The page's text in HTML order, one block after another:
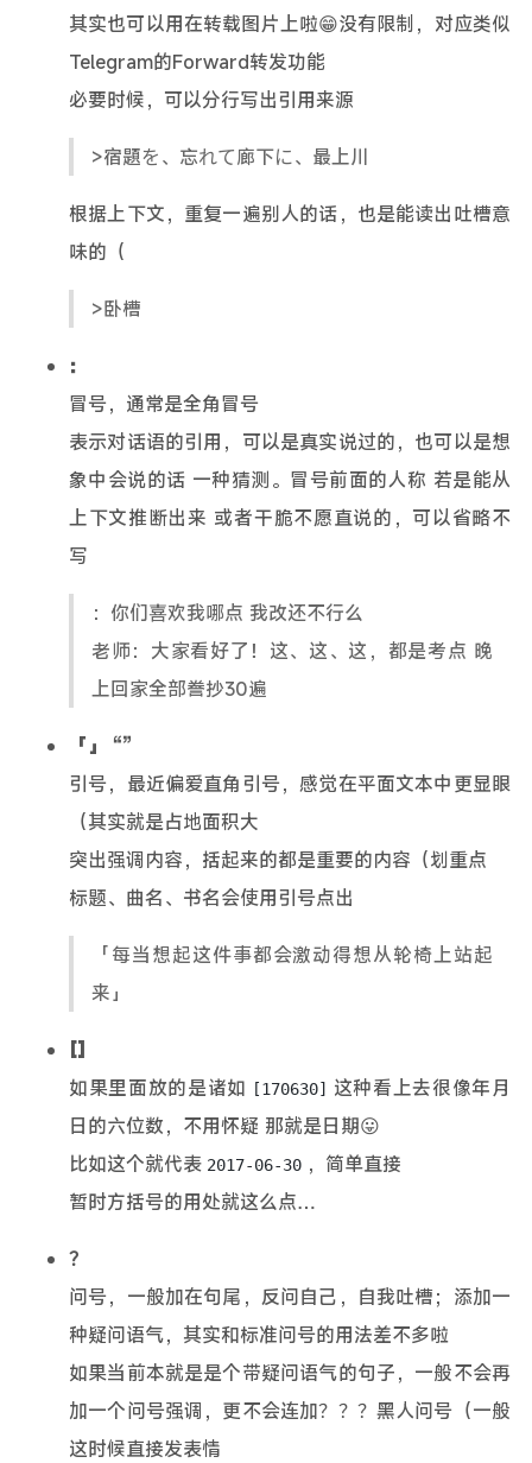
其实也可以用在转载图片上啦😁没有限制，对应类似
Telegram的Forward转发功能
必要时候，可以分行写出引用来源
>宿題を、忘れて廊下に、最上川
根据上下文，重复一遍别人的话，也是能读出吐槽意
味的（
>卧槽
：
冒号，通常是全角冒号
表示对话语的引用，可以是真实说过的，也可以是想
象中会说的话 一种猜测。冒号前面的人称 若是能从
上下文推断出来 或者干脆不愿直说的，可以省略不
写
：你们喜欢我哪点 我改还不行么
老师：大家看好了！这、这、这，都是考点 晚
上回家全部誊抄30遍
「」
“”
引号，最近偏爱直角引号，感觉在平面文本中更显眼
（其实就是占地面积大
突出强调内容，括起来的都是重要的内容（划重点
标题、曲名、书名会使用引号点出
「每当想起这件事都会激动得想从轮椅上站起
来」
[]
如果里面放的是诸如
[170630]
这种看上去很像年月
日的六位数，不用怀疑 那就是日期😛
比如这个就代表 2017-06-30 ，简单直接
暂时方括号的用处就这么点…
？
问号，一般加在句尾，反问自己，自我吐槽；添加一
种疑问语气，其实和标准问号的用法差不多啦
如果当前本就是是个带疑问语气的句子，一般不会再
加一个问号强调，更不会连加？？？黑人问号（一般
这时候直接发表情